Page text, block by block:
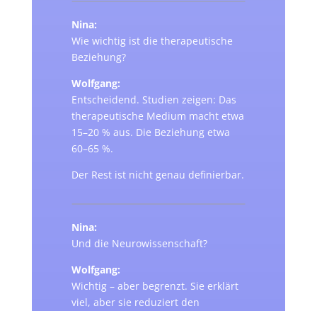
Nina:
Wie wichtig ist die therapeutische
Beziehung?
Wolfgang:
Entscheidend. Studien zeigen: Das
therapeutische Medium macht etwa
15–20 % aus. Die Beziehung etwa
60–65 %.
Der Rest ist nicht genau definierbar.
Nina:
Und die Neurowissenschaft?
Wolfgang:
Wichtig – aber begrenzt. Sie erklärt
viel, aber sie reduziert den